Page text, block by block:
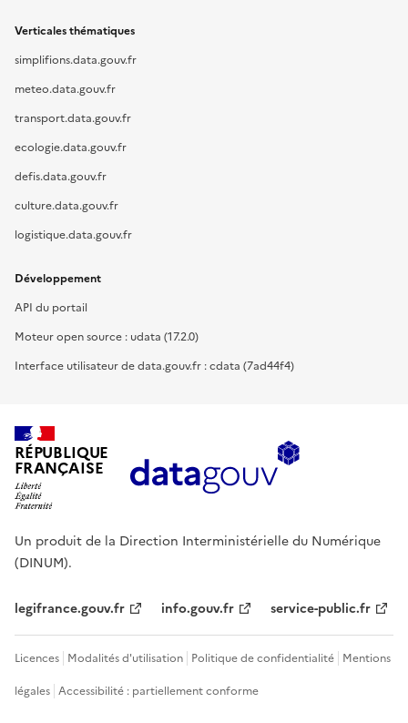
Verticales thématiques
simplifions.data.gouv.fr
meteo.data.gouv.fr
transport.data.gouv.fr
ecologie.data.gouv.fr
defis.data.gouv.fr
culture.data.gouv.fr
logistique.data.gouv.fr
Développement
API du portail
Moteur open source : udata (17.2.0)
Interface utilisateur de data.gouv.fr : cdata (7ad44f4)
RÉPUBLIQUE
FRANÇAISE
Un produit de la Direction Interministérielle du Numérique
(DINUM).
legifrance.gouv.fr info.gouv.fr service-public.fr
Licences Modalités d'utilisation Politique de confidentialité Mentions
légales Accessibilité : partiellement conforme